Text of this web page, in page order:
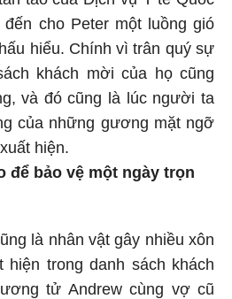
cho Peter một luồng gió
hiểu. Chính vì trân quý sự
khách mời của họ cũng
và đó cũng là lúc người ta
của những gương mặt ngỡ
hiện.
để bảo vệ một ngày trọn
là nhân vật gây nhiều xôn
hiện trong danh sách khách
tử Andrew cùng vợ cũ